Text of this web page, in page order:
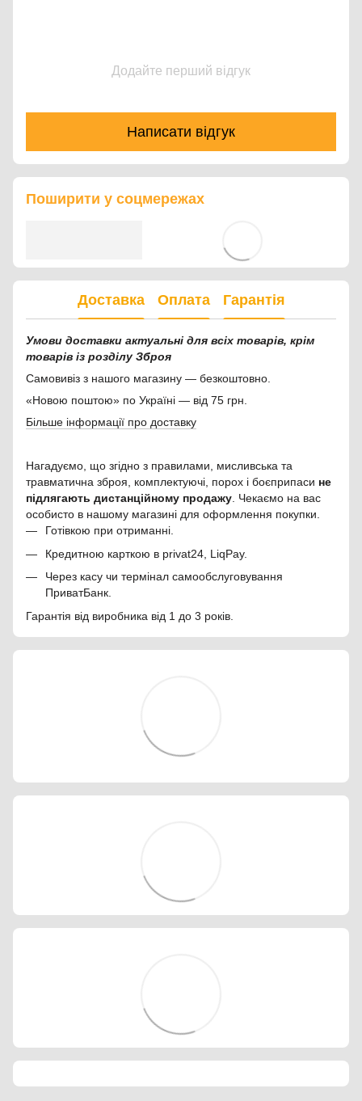
Додайте перший відгук
Написати відгук
Поширити у соцмережах
Доставка Оплата Гарантія
Умови доставки актуальні для всіх товарів, крім
товарів із розділу Зброя
Самовивіз з нашого магазину — безкоштовно.
«Новою поштою» по Україні — від 75 грн.
Більше інформації про доставку
Нагадуємо, що згідно з правилами, мисливська та
травматична зброя, комплектуючі, порох і боєприпаси не
підлягають дистанційному продажу. Чекаємо на вас
особисто в нашому магазині для оформлення покупки.
Готівкою при отриманні.
Кредитною карткою в privat24, LiqPay.
Через касу чи термінал самообслуговування
ПриватБанк.
Гарантія від виробника від 1 до 3 років.